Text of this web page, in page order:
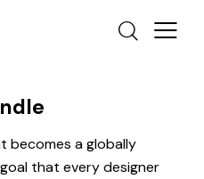
becomes a globally
that every designer